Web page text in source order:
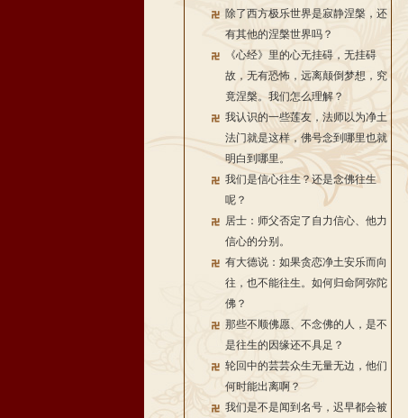
除了西方极乐世界是寂静涅槃，还
有其他的涅槃世界吗？
《心经》里的心无挂碍，无挂碍
故，无有恐怖，远离颠倒梦想，究
竟涅槃。我们怎么理解？
我认识的一些莲友，法师以为净土
法门就是这样，佛号念到哪里也就
明白到哪里。
我们是信心往生？还是念佛往生
呢？
居士：师父否定了自力信心、他力
信心的分别。
有大德说：如果贪恋净土安乐而向
往，也不能往生。如何归命阿弥陀
佛？
那些不顺佛愿、不念佛的人，是不
是往生的因缘还不具足？
轮回中的芸芸众生无量无边，他们
何时能出离啊？
我们是不是闻到名号，迟早都会被